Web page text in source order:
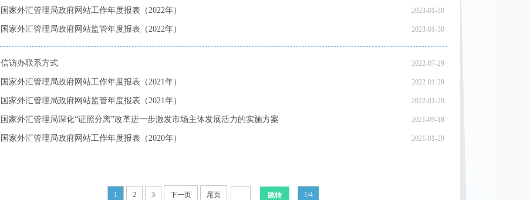
国家外汇管理局政府网站工作年度报表（2022年） 2023-01-30
国家外汇管理局政府网站监管年度报表（2022年） 2023-01-30
信访办联系方式 2022-07-29
国家外汇管理局政府网站工作年度报表（2021年） 2022-01-29
国家外汇管理局政府网站监管年度报表（2021年） 2022-01-29
国家外汇管理局深化“证照分离”改革进一步激发市场主体发展活力的实施方案 2021-09-18
国家外汇管理局政府网站工作年度报表（2020年） 2021-01-29
1 2 3 下一页 尾页 1/4